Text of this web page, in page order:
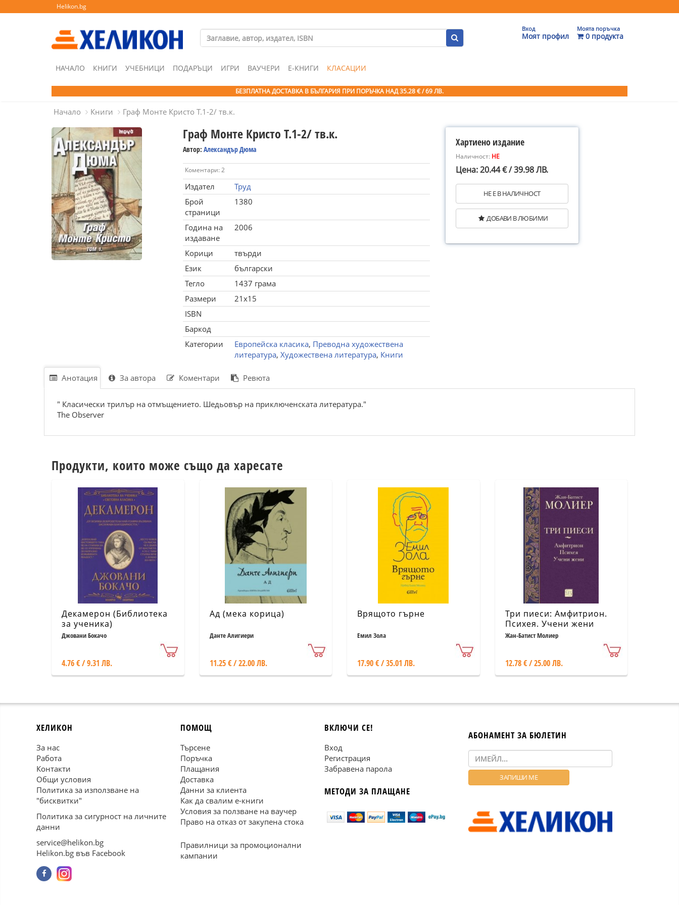
Helikon.bg
Вход
Моят профил
Моята поръчка
0 продукта
НАЧАЛО КНИГИ УЧЕБНИЦИ ПОДАРЪЦИ ИГРИ ВАУЧЕРИ Е-КНИГИ КЛАСАЦИИ
БЕЗПЛАТНА ДОСТАВКА В БЪЛГАРИЯ ПРИ ПОРЪЧКА НАД 35.28 € / 69 ЛВ.
Начало Книги Граф Монте Кристо Т.1-2/ тв.к.
Граф Монте Кристо Т.1-2/ тв.к.
Автор: Александър Дюма
Коментари: 2
Издател
Труд
Брой
страници
1380
Година на
издаване
2006
Корици
твърди
Език
български
Тегло
1437 грама
Размери
21x15
ISBN
Баркод
Категории
Европейска класика, Преводна художествена
литература, Художествена литература, Книги
Хартиено издание
Наличност: НЕ
Цена: 20.44 € / 39.98 ЛВ.
НЕ Е В НАЛИЧНОСТ
ДОБАВИ В ЛЮБИМИ
Анотация За автора Коментари Ревюта
" Класически трилър на отмъщението. Шедьовър на приключенската литература."
The Observer
Продукти, които може също да харесате
Декамерон (Библиотека
за ученика)
Джовани Бокачо
4.76 € / 9.31 ЛВ.
Ад (мека корица)
Данте Алигиери
11.25 € / 22.00 ЛВ.
Врящото гърне
Емил Зола
17.90 € / 35.01 ЛВ.
Три пиеси: Амфитрион.
Психея. Учени жени
Жан-Батист Молиер
12.78 € / 25.00 ЛВ.
ХЕЛИКОН
За нас
Работа
Контакти
Общи условия
Политика за използване на
"бисквитки"
Политика за сигурност на личните
данни
service@helikon.bg
Helikon.bg във Facebook
ПОМОЩ
Търсене
Поръчка
Плащания
Доставка
Данни за клиента
Как да свалим е-книги
Условия за ползване на ваучер
Право на отказ от закупена стока
Правилници за промоционални
кампании
ВКЛЮЧИ СЕ!
Вход
Регистрация
Забравена парола
МЕТОДИ ЗА ПЛАЩАНЕ
АБОНАМЕНТ ЗА БЮЛЕТИН